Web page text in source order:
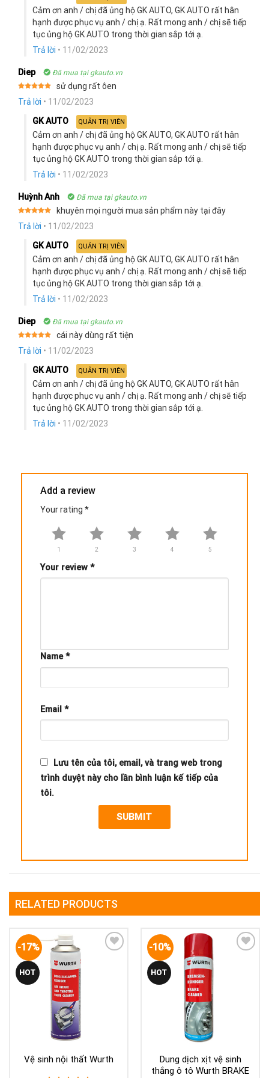
Cảm ơn anh / chị đã ủng hộ GK AUTO, GK AUTO rất hân
hạnh được phục vụ anh / chị ạ. Rất mong anh / chị sẽ tiếp
tục ủng hộ GK AUTO trong thời gian sắp tới ạ.
Trả lời • 11/02/2023
Diep Đã mua tại gkauto.vn
out of 5
sử dụng rất ôen
Trả lời • 11/02/2023
GK AUTO
QUẢN TRỊ VIÊN
Cảm ơn anh / chị đã ủng hộ GK AUTO, GK AUTO rất hân
hạnh được phục vụ anh / chị ạ. Rất mong anh / chị sẽ tiếp
tục ủng hộ GK AUTO trong thời gian sắp tới ạ.
Trả lời • 11/02/2023
Huỳnh Anh Đã mua tại gkauto.vn
out of 5
khuyên mọi người mua sản phẩm này tại đây
Trả lời • 11/02/2023
GK AUTO
QUẢN TRỊ VIÊN
Cảm ơn anh / chị đã ủng hộ GK AUTO, GK AUTO rất hân
hạnh được phục vụ anh / chị ạ. Rất mong anh / chị sẽ tiếp
tục ủng hộ GK AUTO trong thời gian sắp tới ạ.
Trả lời • 11/02/2023
Diep Đã mua tại gkauto.vn
out of 5
cái này dùng rất tiện
Trả lời • 11/02/2023
GK AUTO
QUẢN TRỊ VIÊN
Cảm ơn anh / chị đã ủng hộ GK AUTO, GK AUTO rất hân
hạnh được phục vụ anh / chị ạ. Rất mong anh / chị sẽ tiếp
tục ủng hộ GK AUTO trong thời gian sắp tới ạ.
Trả lời • 11/02/2023
Add a review
Your rating *
1 2 3 4 5
Your review *
Name*
Email *
Lưu tên của tôi, email, và trang web trong
trình duyệt này cho lần bình luận kế tiếp của
tôi.
RELATED PRODUCTS
-17%
HOT
Vệ sinh nội thất Wurth
-10%
HOT
Dung dịch xịt vệ sinh
thắng ô tô Wurth BRAKE